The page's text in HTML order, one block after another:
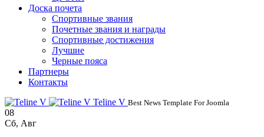
Доска почета
Спортивные звания
Почетные звания и награды
Спортивные достижения
Лучшие
Черные пояса
Партнеры
Контакты
Teline V Best News Template For Joomla
08
Сб, Авг